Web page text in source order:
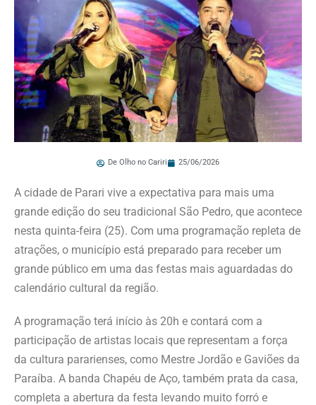
De Olho no Cariri 25/06/2026
A cidade de Parari vive a expectativa para mais uma
grande edição do seu tradicional São Pedro, que acontece
nesta quinta-feira (25). Com uma programação repleta de
atrações, o município está preparado para receber um
grande público em uma das festas mais aguardadas do
calendário cultural da região.
A programação terá início às 20h e contará com a
participação de artistas locais que representam a força
da cultura pararienses, como Mestre Jordão e Gaviões da
Paraíba. A banda Chapéu de Aço, também prata da casa,
completa a abertura da festa levando muito forró e